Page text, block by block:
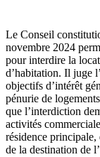
Le Conseil
novembre 2024
pour interdire la
d’habitation. Il juge
objectifs d’intérêt
pénurie de
que l’interdiction
activités
résidence principale,
de la destination de